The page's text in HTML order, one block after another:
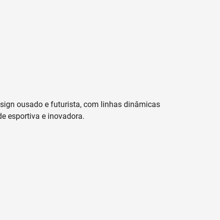
ousado e futurista, com linhas dinâmicas
esportiva e inovadora.